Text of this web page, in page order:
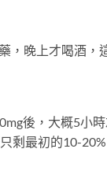
晚上才喝酒，
後，大概5小
剩最初的10-